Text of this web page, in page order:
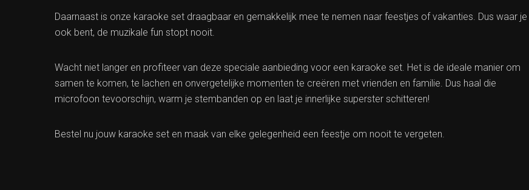
Daarnaast is onze karaoke set draagbaar en gemakkelijk mee te nemen naar feestjes of vakanties. Dus waar je
ook bent, de muzikale fun stopt nooit.
Wacht niet langer en profiteer van deze speciale aanbieding voor een karaoke set. Het is de ideale manier om
samen te komen, te lachen en onvergetelijke momenten te creëren met vrienden en familie. Dus haal die
microfoon tevoorschijn, warm je stembanden op en laat je innerlijke superster schitteren!
Bestel nu jouw karaoke set en maak van elke gelegenheid een feestje om nooit te vergeten.